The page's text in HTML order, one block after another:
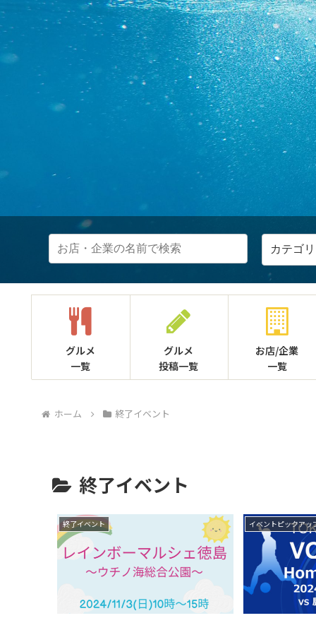
グルメ
一覧
グルメ
投稿一覧
お店/企業
一覧
ホーム 終了イベント
終了イベント
終了イベント イベントピックアッ